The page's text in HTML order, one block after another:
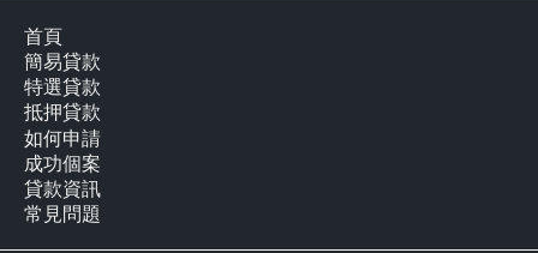
首頁
簡易貸款
特選貸款
抵押貸款
如何申請
成功個案
貸款資訊
常見問題